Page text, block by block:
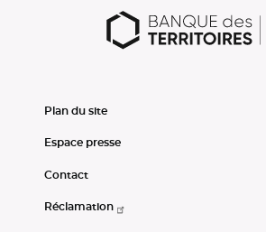
Plan du site
Espace presse
Contact
Réclamation